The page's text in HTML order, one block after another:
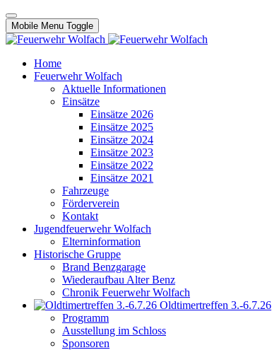
Mobile Menu Toggle
Home
Feuerwehr Wolfach
Aktuelle Informationen
Einsätze
Einsätze 2026
Einsätze 2025
Einsätze 2024
Einsätze 2023
Einsätze 2022
Einsätze 2021
Fahrzeuge
Förderverein
Kontakt
Jugendfeuerwehr Wolfach
Elterninformation
Historische Gruppe
Brand Benzgarage
Wiederaufbau Alter Benz
Chronik Feuerwehr Wolfach
Oldtimertreffen 3.-6.7.26
Programm
Ausstellung im Schloss
Sponsoren